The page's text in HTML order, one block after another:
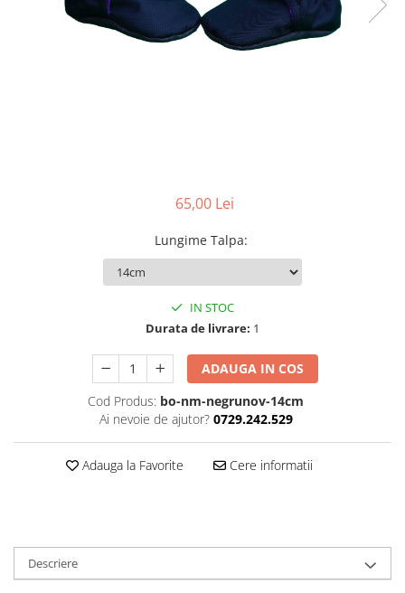
Pălării de Soare
65,00 Lei
Lungime Talpa:
IN STOC
Durata de livrare: 1
ADAUGA IN COS
Cod Produs: bo-nm-negrunov-14cm
Ai nevoie de ajutor? 0729.242.529
Adauga la Favorite Cere informatii
Descriere